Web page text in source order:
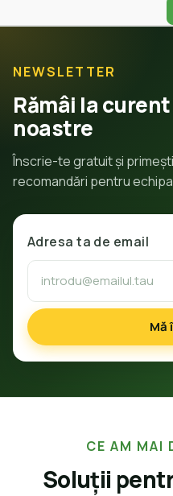
NEWSLETTER
Rămâi la
noastre
Înscrie-te gratuit și
recomandări pentru
Adresa ta de email
Mă
CE AM MAI
Soluții